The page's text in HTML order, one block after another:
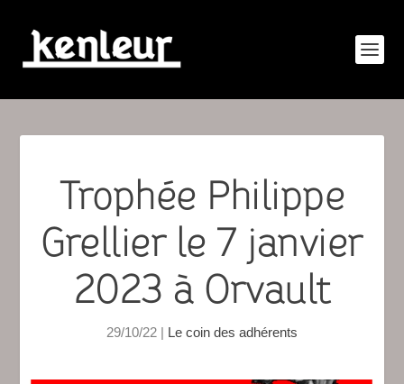
Trophée Philippe
Grellier le 7 janvier
2023 à Orvault
29/10/22 | Le coin des adhérents